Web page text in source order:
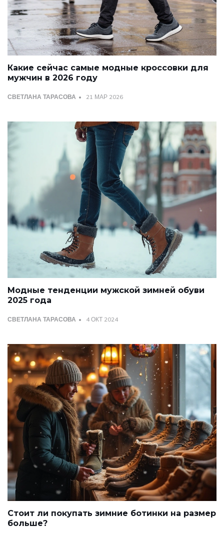
Какие сейчас самые модные кроссовки для
мужчин в 2026 году
СВЕТЛАНА ТАРАСОВА 21 МАР 2026
Модные тенденции мужской зимней обуви
2025 года
СВЕТЛАНА ТАРАСОВА 4 ОКТ 2024
Стоит ли покупать зимние ботинки на размер
больше?